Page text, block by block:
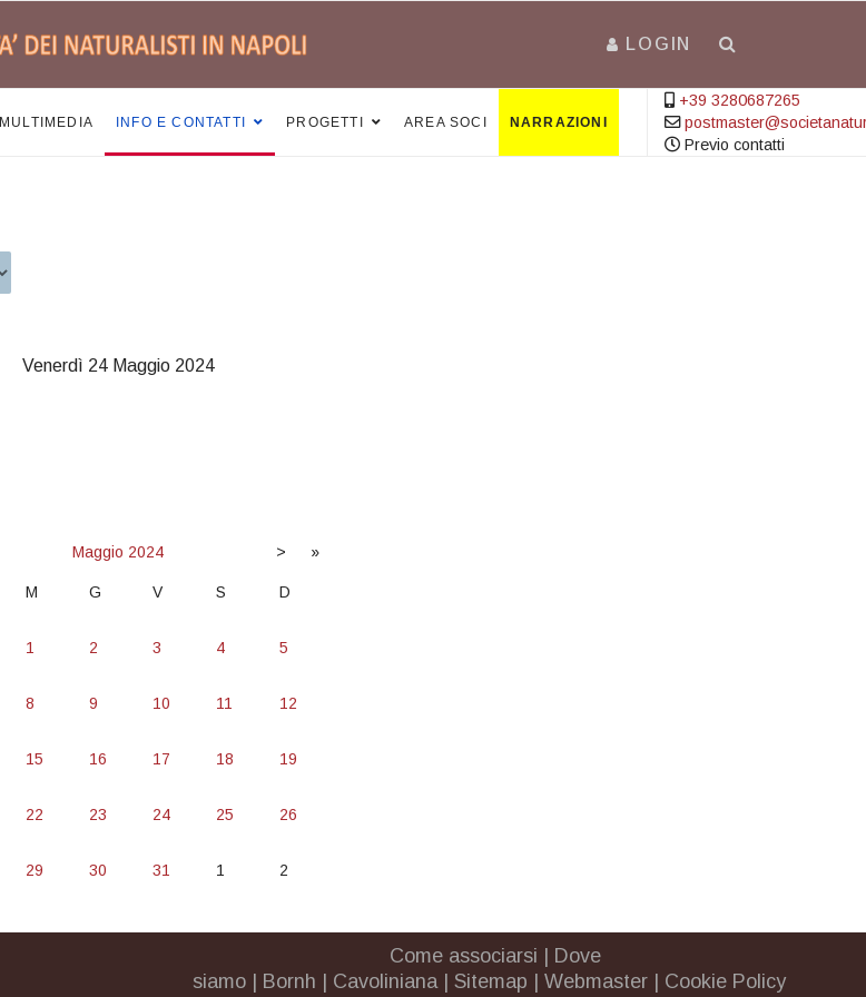
LOGIN
MULTIMEDIA INFO E CONTATTI PROGETTI AREA SOCI NARRAZIONI
+39 3280687265
Previo contatti
Venerdì 24 Maggio 2024
Maggio 2024 > »
M G V S D
1 2 3 4 5
8 9 10 11 12
15 16 17 18 19
22 23 24 25 26
29 30 31 1 2
Come associarsi
Dove
siamo
Bornh Cavoliniana| Sitemap Webmaster Cookie Policy